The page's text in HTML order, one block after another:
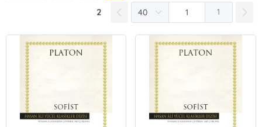
2 1